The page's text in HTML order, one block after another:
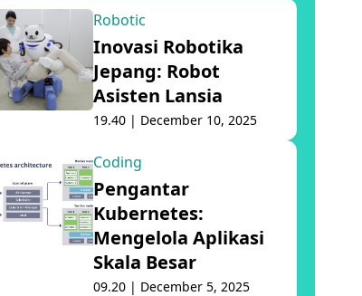
Robotic
Inovasi Robotika
Jepang: Robot
Asisten Lansia
19.40 | December 10, 2025
Coding
Pengantar
Kubernetes:
Mengelola Aplikasi
Skala Besar
09.20 | December 5, 2025